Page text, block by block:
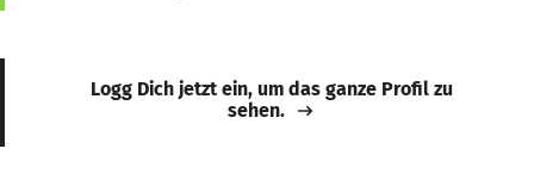
Logg Dich jetzt ein, um das ganze Profil zu
sehen.